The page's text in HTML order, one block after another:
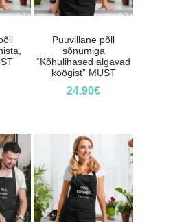
Puuvillane põll
sõnumiga
“Kõhulihased algavad
köögist” MUST
24.90€